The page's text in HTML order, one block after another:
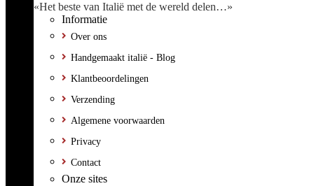
«Het beste van Italië met de wereld delen…»
Informatie
Over ons
Handgemaakt italië - Blog
Klantbeoordelingen
Verzending
Algemene voorwaarden
Privacy
Contact
Onze sites